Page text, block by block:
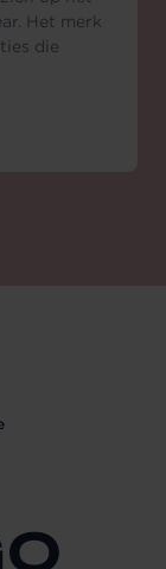
Het merk
die